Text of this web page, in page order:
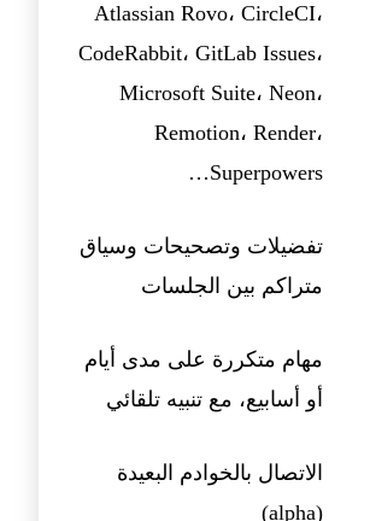
Atlassian Rovo، CircleCI،
CodeRabbit، GitLab Issues،
Microsoft Suite، Neon،
Remotion، Render،
Superpowers…
تفضيلات وتصحيحات وسياق
متراكم بين الجلسات
مهام متكررة على مدى أيام
أو أسابيع، مع تنبيه تلقائي
الاتصال بالخوادم البعيدة
(alpha)